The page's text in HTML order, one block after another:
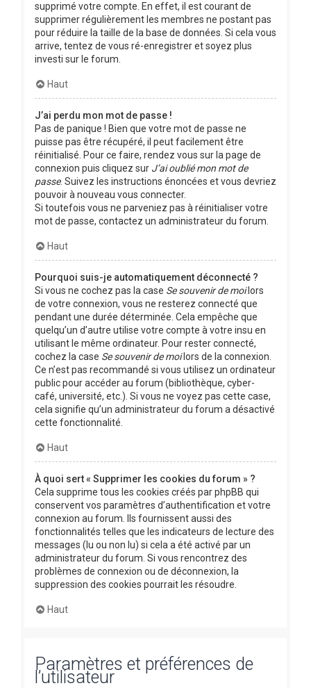
supprimé votre compte. En effet, il est courant de
supprimer régulièrement les membres ne postant pas
pour réduire la taille de la base de données. Si cela vous
arrive, tentez de vous ré-enregistrer et soyez plus
investi sur le forum.
Haut
J’ai perdu mon mot de passe !
Pas de panique ! Bien que votre mot de passe ne
puisse pas être récupéré, il peut facilement être
réinitialisé. Pour ce faire, rendez vous sur la page de
connexion puis cliquez sur J’ai oublié mon mot de
passe. Suivez les instructions énoncées et vous devriez
pouvoir à nouveau vous connecter.
Si toutefois vous ne parveniez pas à réinitialiser votre
mot de passe, contactez un administrateur du forum.
Haut
Pourquoi suis-je automatiquement déconnecté ?
Si vous ne cochez pas la case Se souvenir de moilors
de votre connexion, vous ne resterez connecté que
pendant une durée déterminée. Cela empêche que
quelqu’un d’autre utilise votre compte à votre insu en
utilisant le même ordinateur. Pour rester connecté,
cochez la case Se souvenir de moilors de la connexion.
Ce n’est pas recommandé si vous utilisez un ordinateur
public pour accéder au forum (bibliothèque, cyber-
café, université, etc.). Si vous ne voyez pas cette case,
cela signifie qu’un administrateur du forum a désactivé
cette fonctionnalité.
Haut
À quoi sert « Supprimer les cookies du forum » ?
Cela supprime tous les cookies créés par phpBB qui
conservent vos paramètres d’authentification et votre
connexion au forum. Ils fournissent aussi des
fonctionnalités telles que les indicateurs de lecture des
messages (lu ou non lu) si cela a été activé par un
administrateur du forum. Si vous rencontrez des
problèmes de connexion ou de déconnexion, la
suppression des cookies pourrait les résoudre.
Haut
Paramètres et préférences de
l’utilisateur